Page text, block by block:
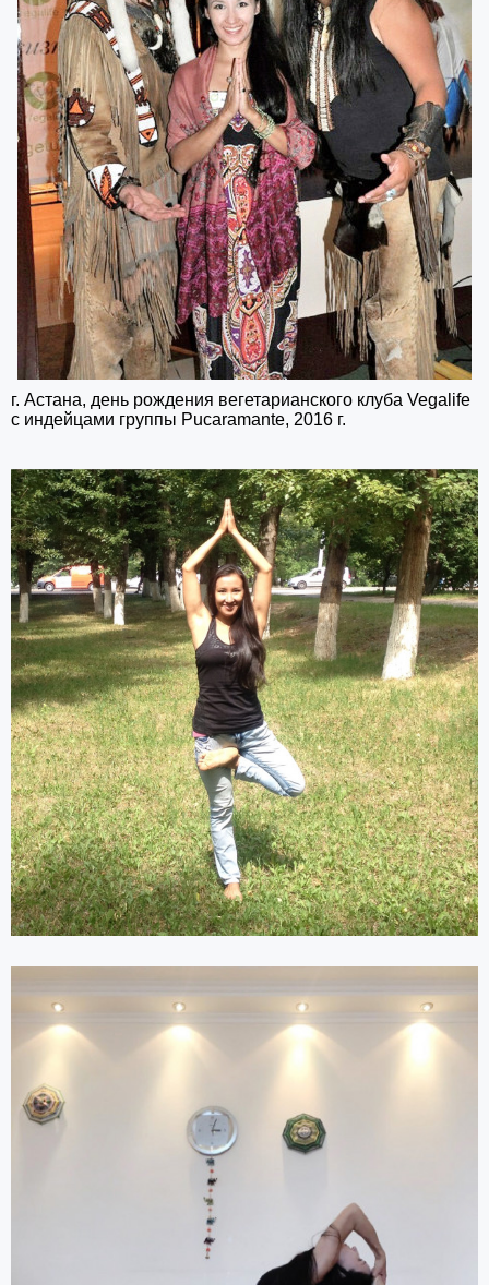
г. Астана, день рождения вегетарианского клуба Vegalife
с индейцами группы Pucaramante, 2016 г.